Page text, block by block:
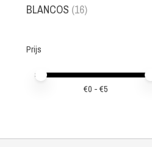
BLANCOS (16)
Prijs
Minimale prijswaarde
Price maximum value
€0 - €5